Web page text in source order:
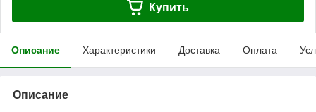
Купить
Описание Характеристики Доставка Оплата
Описание